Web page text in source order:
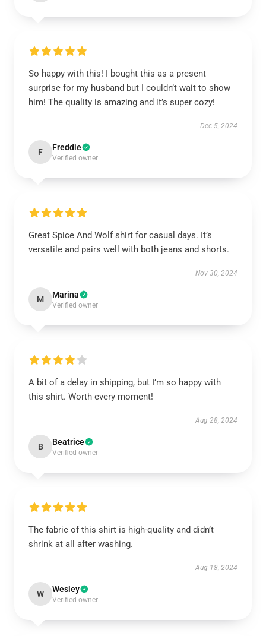
So happy with this! I bought this as a present
surprise for my husband but I couldn’t wait to show
him! The quality is amazing and it’s super cozy!
Dec 5, 2024
F Freddie
Verified owner
Great Spice And Wolf shirt for casual days. It’s
versatile and pairs well with both jeans and shorts.
Nov 30, 2024
M Marina
Verified owner
A bit of a delay in shipping, but I’m so happy with
this shirt. Worth every moment!
Aug 28, 2024
B Beatrice
Verified owner
The fabric of this shirt is high-quality and didn’t
shrink at all after washing.
Aug 18, 2024
W Wesley
Verified owner